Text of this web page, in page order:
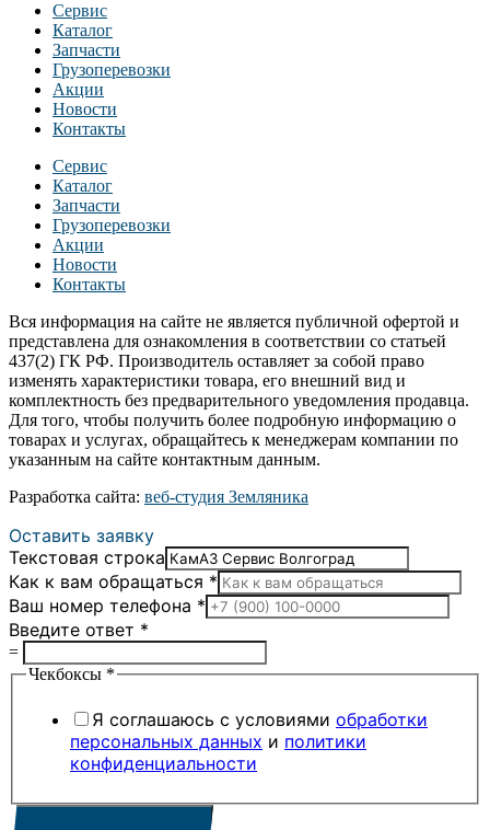
Сервис
Каталог
Запчасти
Грузоперевозки
Акции
Новости
Контакты
Сервис
Каталог
Запчасти
Грузоперевозки
Акции
Новости
Контакты
Вся информация на сайте не является публичной офертой и
представлена для ознакомления в соответствии со статьей
437(2) ГК РФ. Производитель оставляет за собой право
изменять характеристики товара, его внешний вид и
комплектность без предварительного уведомления продавца.
Для того, чтобы получить более подробную информацию о
товарах и услугах, обращайтесь к менеджерам компании по
указанным на сайте контактным данным.
Разработка сайта: веб-студия Земляника
Оставить заявку
Текстовая строка
Как к вам обращаться *
Ваш номер телефона *
Введите ответ *
=
Чекбоксы *
Я соглашаюсь с условиями обработки
персональных данных и политики
конфиденциальности